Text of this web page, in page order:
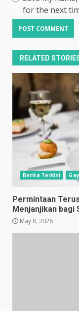
for the next
RELATED
Berita Terkini
Permintaan
Menjanjikan bagi
May 8, 2026